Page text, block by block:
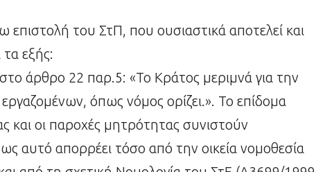
του ΣτΠ, που ουσιαστικά αποτελεί και
εξής:
άρθρο 22 παρ.5: «Το Κράτος μεριμνά για την
όπως νόμος ορίζει.». Το επίδομα
και οι παροχές μητρότητας συνιστούν
αυτό απορρέει τόσο από την οικεία νομοθεσία